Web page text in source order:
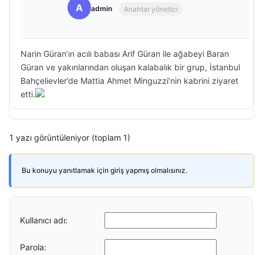
A admin Anahtar yönetici
Narin Güran’ın acılı babası Arif Güran ile ağabeyi Baran
Güran ve yakınlarından oluşan kalabalık bir grup, İstanbul
Bahçelievler’de Mattia Ahmet Minguzzi’nin kabrini ziyaret
etti.
1 yazı görüntüleniyor (toplam 1)
Bu konuyu yanıtlamak için giriş yapmış olmalısınız.
Kullanıcı adı:
Parola: